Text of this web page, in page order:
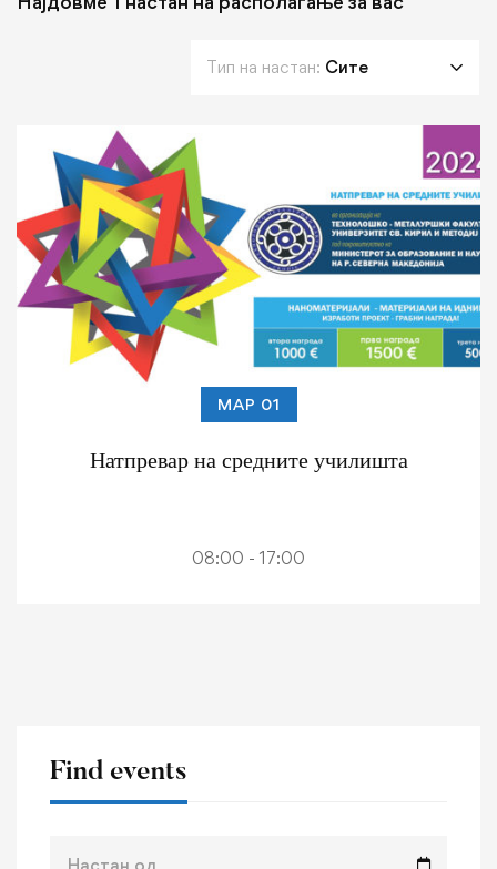
Find events
Тип на настан: Сите
МАР 01
Натпревар на средните училишта
08:00 - 17:00